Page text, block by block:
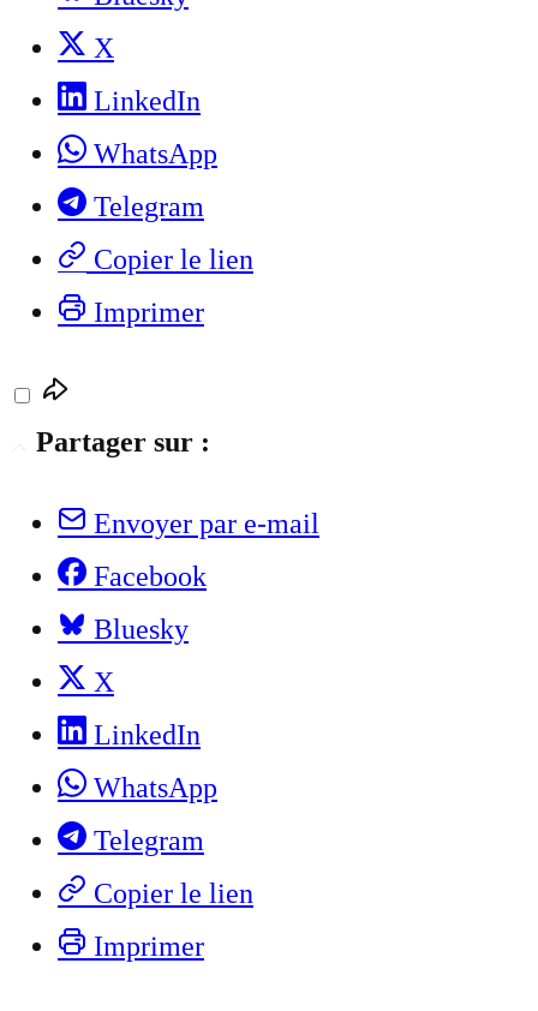
X
LinkedIn
WhatsApp
Telegram
Copier le lien
Imprimer
Partager sur :
Envoyer par e-mail
Facebook
Bluesky
X
LinkedIn
WhatsApp
Telegram
Copier le lien
Imprimer